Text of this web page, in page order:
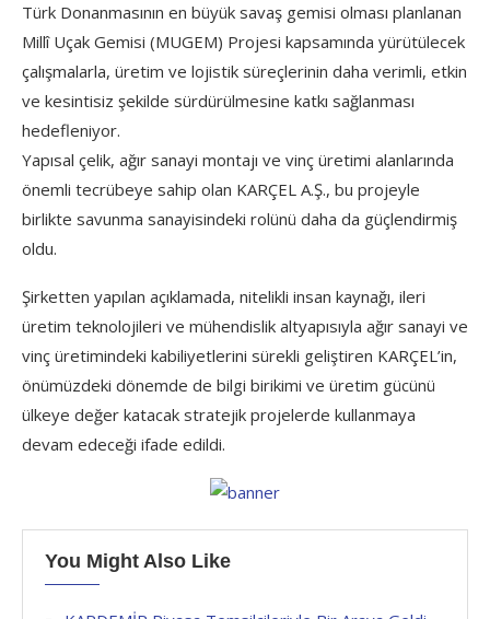
Türk Donanmasının en büyük savaş gemisi olması planlanan
Millî Uçak Gemisi (MUGEM) Projesi kapsamında yürütülecek
çalışmalarla, üretim ve lojistik süreçlerinin daha verimli, etkin
ve kesintisiz şekilde sürdürülmesine katkı sağlanması
hedefleniyor.
Yapısal çelik, ağır sanayi montajı ve vinç üretimi alanlarında
önemli tecrübeye sahip olan KARÇEL A.Ş., bu projeyle
birlikte savunma sanayisindeki rolünü daha da güçlendirmiş
oldu.
Şirketten yapılan açıklamada, nitelikli insan kaynağı, ileri
üretim teknolojileri ve mühendislik altyapısıyla ağır sanayi ve
vinç üretimindeki kabiliyetlerini sürekli geliştiren KARÇEL’in,
önümüzdeki dönemde de bilgi birikimi ve üretim gücünü
ülkeye değer katacak stratejik projelerde kullanmaya
devam edeceği ifade edildi.
You Might Also Like